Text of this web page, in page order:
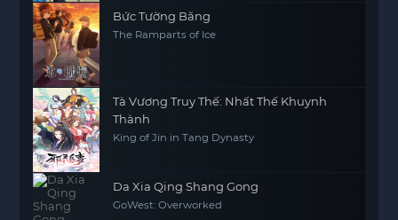
Bức Tường Băng
The Ramparts of Ice
Tà Vương Truy Thế: Nhất Thế Khuynh
Thành
King of Jin in Tang Dynasty
Da Xia Qing Shang Gong
GoWest: Overworked